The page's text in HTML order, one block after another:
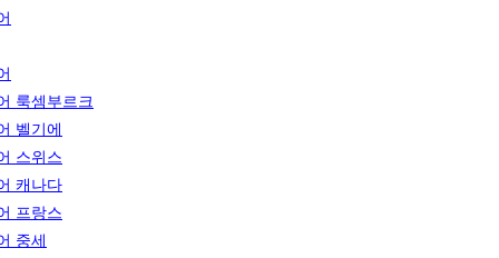
룩셈부르크
벨기에
스위스
캐나다
프랑스
중세